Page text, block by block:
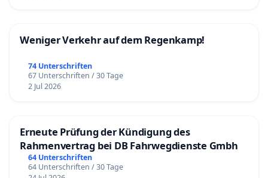
Weniger Verkehr auf dem Regenkamp!
74 Unterschriften
67 Unterschriften / 30 Tage
2 Jul 2026
Erneute Prüfung der Kündigung des
Rahmenvertrag bei DB Fahrwegdienste Gmbh
64 Unterschriften
64 Unterschriften / 30 Tage